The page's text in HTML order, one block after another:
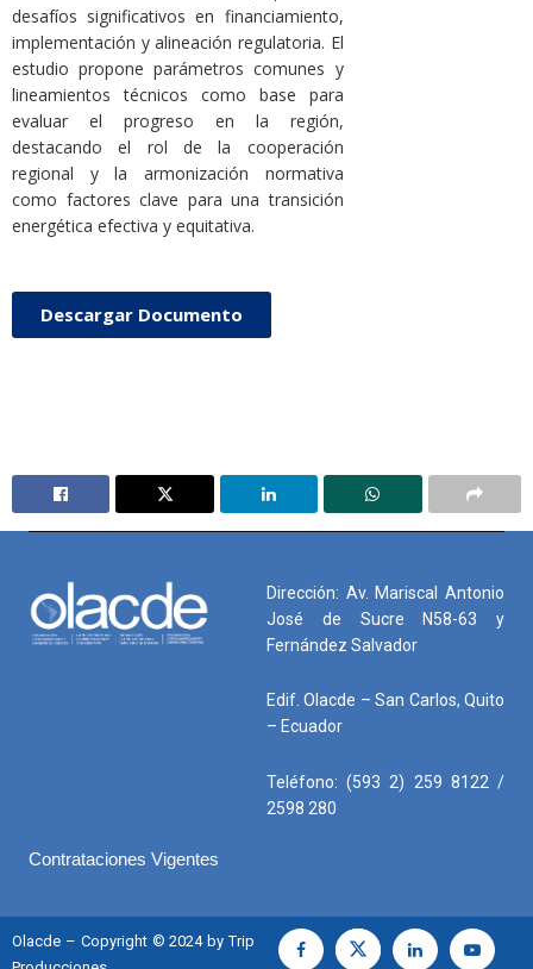
desafíos significativos en financiamiento,
implementación y alineación regulatoria. El
estudio propone parámetros comunes y
lineamientos técnicos como base para
evaluar el progreso en la región,
destacando el rol de la cooperación
regional y la armonización normativa
como factores clave para una transición
energética efectiva y equitativa.
Descargar Documento
Dirección: Av. Mariscal Antonio
José de Sucre N58-63 y
Fernández Salvador
Edif. Olacde – San Carlos, Quito
– Ecuador
Teléfono: (593 2) 259 8122 /
2598 280
Contrataciones Vigentes
Olacde – Copyright © 2024 by Trip